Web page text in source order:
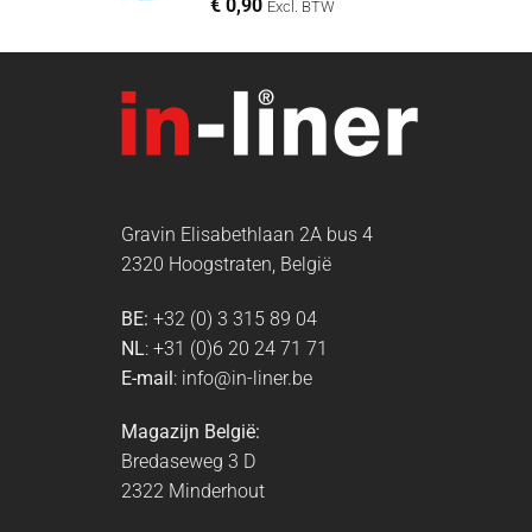
€ 0,90 Excl. BTW
Gravin Elisabethlaan 2A bus 4
2320 Hoogstraten, België
BE: +32 (0) 3 315 89 04
NL: +31 (0)6 20 24 71 71
E-mail: info@in-liner.be
Magazijn België:
Bredaseweg 3 D
2322 Minderhout